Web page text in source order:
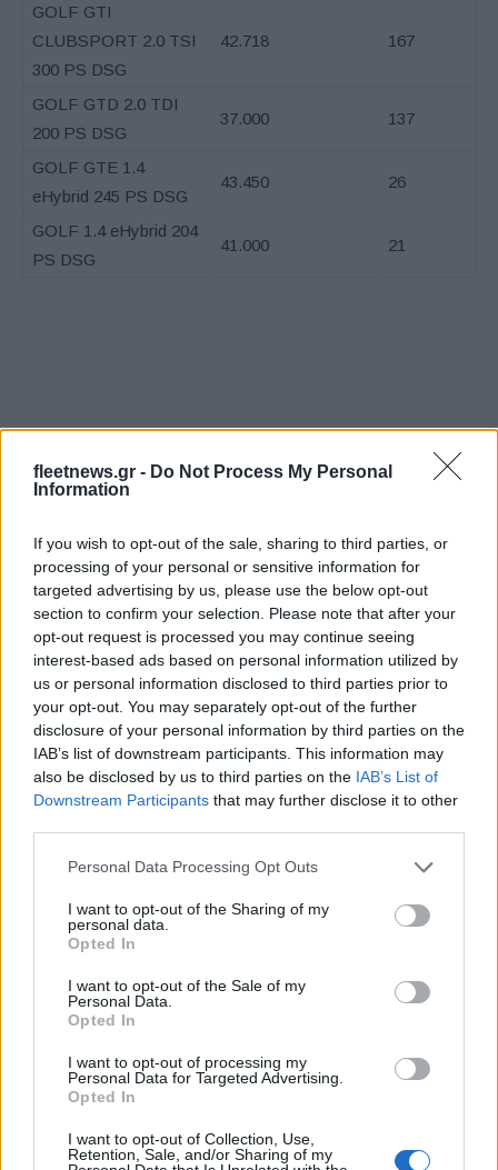
fleetnews.gr - Do Not Process My Personal
Information
If you wish to opt-out of the sale, sharing to third parties, or
processing of your personal or sensitive information for
targeted advertising by us, please use the below opt-out
section to confirm your selection. Please note that after your
opt-out request is processed you may continue seeing
interest-based ads based on personal information utilized by
us or personal information disclosed to third parties prior to
your opt-out. You may separately opt-out of the further
disclosure of your personal information by third parties on the
IAB’s list of downstream participants. This information may
also be disclosed by us to third parties on the IAB’s List of
Downstream Participants that may further disclose it to other
Please note that this website/app uses one or more Google
not limited to your visit or usage behaviour. You may click to
grant or deny consent to Google and its third-party tags to
use your data for below specified purposes in below Google
consent section.
Personal Data Processing Opt Outs
I want to opt-out of the Sharing of my
personal data.
Opted In
I want to opt-out of the Sale of my
Personal Data.
Opted In
I want to opt-out of processing my
Personal Data for Targeted Advertising.
Opted In
I want to opt-out of Collection, Use,
Retention, Sale, and/or Sharing of my
GOLF GTI
CLUBSPORT 2.0 TSI
300 PS DSG
42.718 167
GOLF GTD 2.0 TDI
200 PS DSG
37.000 137
GOLF GTE 1.4
eHybrid 245 PS DSG
43.450 26
GOLF 1.4 eHybrid 204
PS DSG
41.000 21
«Η οικογένεια Μπας φέρεται να βρίσκεται κοντά στην
απόκτηση της Βιλερμπάν»
Γεωργία για την πρώτη νίκη
stream)
για νέα δάνεια το 2026 - Η
κερδοφορίας των
τραπεζών το α΄ εξάμηνο
Όμιλος ΔΕΗ: Νέα συμφωνία για χαρτοφυλάκιο έργων ΑΠΕ
άνω των 2 GW σε Πολωνία και Ουγγαρία